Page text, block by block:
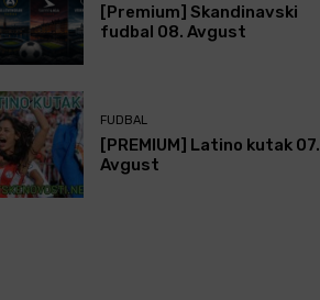
[Premium] Skandinavski
fudbal 08. Avgust
FUDBAL
[PREMIUM] Latino kutak 07.
Avgust